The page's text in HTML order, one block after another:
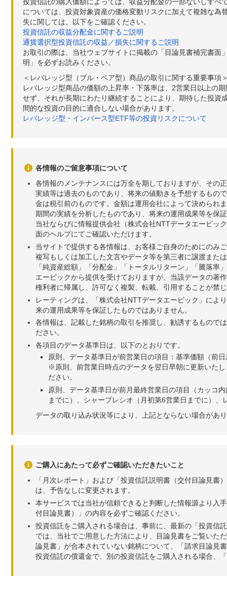
については、投資対象資産の価格変動リスクに加えて複雑な
失に関しては、以下をご確認ください。
投資信託の収益分配金に関するご説明
通貨選択型投資信託の収益／損失に関するご説明
お取引の際は、当社ウェブサイトに掲載の「目論見書補完書
明」を必ずお読みください。
＜レバレッジ型（ブル・ベア型）商品の取引に関する重要事項
レバレッジ型商品の価額の上昇率・下落率は、2営業日以上の
せず、それが長期にわたり継続することにより、期待した投
間的な投資の目的に適合しない場合があります。
レバレッジ型・インバース型ETF等の投資リスクについて
各情報のご留意事項について
各情報のメンテナンスには万全を期しておりますが、その
実績等は過去のものであり、将来の値動きを予想するもの
金は税引前のものです。金額は運用会社によって決められ
期間の実績を分析したものであり、将来の運用成果等を保
当社ならびに情報提供会社（株式会社NTTデータエービッ
面のヘルプにてご確認いただけます。
当サイトで提供する各情報は、お客様ご自身のためにのみ
複写もしくは加工した文言やデータ等を第三者に譲渡また
「純資産総額」「分配金」「トータルリターン」「騰落
エービックから提供を受けておりますが、当該データの著
権利者に帰属し、許可なく複製、転載、引用することが禁
レーティングは、「株式会社NTTデータエービック」によ
来の運用成果等を保証したものではありません。
各情報は、記載した銘柄の取引を推奨し、勧誘するもので
ださい。
各項目のデータ基準日は、以下のとおりです。
原則、データ基準日が前営業日の項目：基準価額（前
※原則、前営業日時点のデータを翌日早朝に更新いた
ださい。
原則、データ基準日が前月最終営業日の項目（カッコ
までに）、シャープレシオ（月初第6営業日までに）
データの取り込み状況等により、上記とならない場合があ
ご購入にあたって必ずご確認いただきたいこと
「月次レポート」および「投資信託説明書（交付目論見
は、予告なしに変更されます。
本サービスでは当社が信頼できると判断した情報源より入
付目論見書）」の内容を必ずご確認ください。
投資信託をご購入される場合は、事前に、最新の「投資信
では、当社でご用意した方法により、目論見書をご覧いた
論見書」が合本されていない銘柄について、「請求目論見
投資信託の償還金で、別の投資信託をご購入される場合、